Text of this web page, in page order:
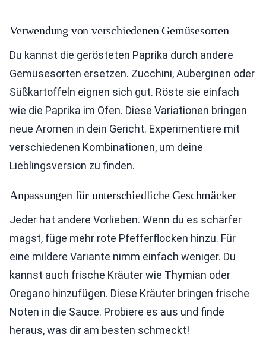
Verwendung von verschiedenen Gemüsesorten
Du kannst die gerösteten Paprika durch andere
Gemüsesorten ersetzen. Zucchini, Auberginen oder
Süßkartoffeln eignen sich gut. Röste sie einfach
wie die Paprika im Ofen. Diese Variationen bringen
neue Aromen in dein Gericht. Experimentiere mit
verschiedenen Kombinationen, um deine
Lieblingsversion zu finden.
Anpassungen für unterschiedliche Geschmäcker
Jeder hat andere Vorlieben. Wenn du es schärfer
magst, füge mehr rote Pfefferflocken hinzu. Für
eine mildere Variante nimm einfach weniger. Du
kannst auch frische Kräuter wie Thymian oder
Oregano hinzufügen. Diese Kräuter bringen frische
Noten in die Sauce. Probiere es aus und finde
heraus, was dir am besten schmeckt!